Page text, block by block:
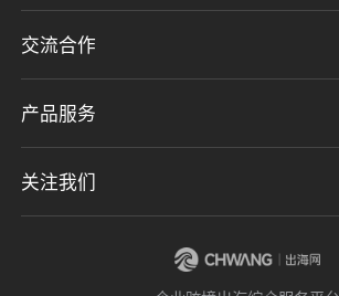
关于我们
加入我们
隐私协议
交流合作
联系我们
意见反馈
产品服务
CHWE全球跨境电商展
关注我们